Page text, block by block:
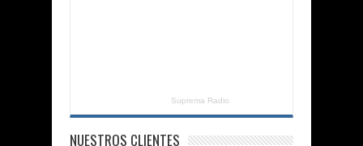
Suprema Radio
NUESTROS CLIENTES